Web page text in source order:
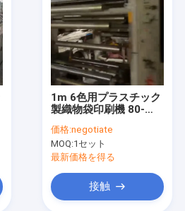
1m 6色用プラスチック
製織物袋印刷機 80-
価格:negotiate
MOQ:1セット
最新価格を得る
接触